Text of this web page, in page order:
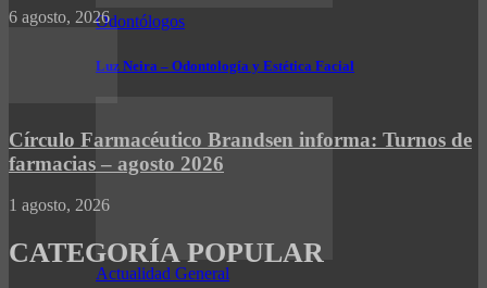
Odontólogos
Luz Neira – Odontología y Estética Facial
Actualidad General
6 agosto, 2026
Círculo Farmacéutico Brandsen informa: Turnos de
farmacias – agosto 2026
1 agosto, 2026
CATEGORÍA POPULAR